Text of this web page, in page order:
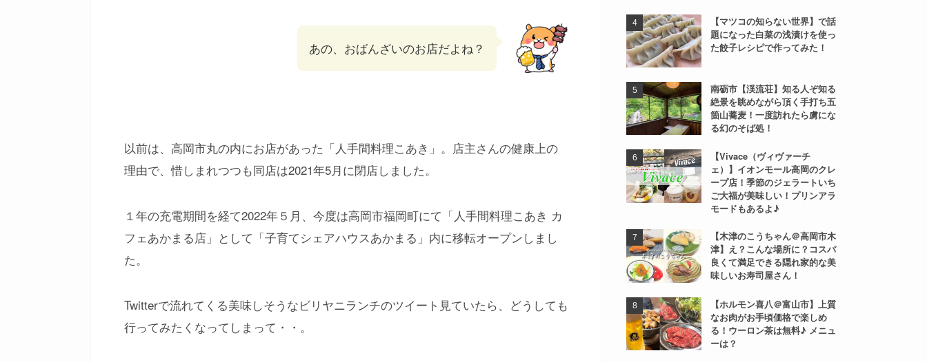
あの、おばんざいのお店だよね？
以前は、高岡市丸の内にお店があった「人手間料理こあき」。店主さんの健康上の
理由で、惜しまれつつも同店は2021年5月に閉店しました。
１年の充電期間を経て2022年５月、今度は高岡市福岡町にて「人手間料理こあき カ
フェあかまる店」として「子育てシェアハウスあかまる」内に移転オープンしまし
た。
Twitterで流れてくる美味しそうなビリヤニランチのツイート見ていたら、どうしても
行ってみたくなってしまって・・。
【マツコの知らない世界】で話
題になった白菜の浅漬けを使っ
た餃子レシピで作ってみた！
南砺市【渓流荘】知る人ぞ知る
絶景を眺めながら頂く手打ち五
箇山蕎麦！一度訪れたら虜にな
る幻のそば処！
【Vivace（ヴィヴァーチ
ェ）】イオンモール高岡のクレ
ープ店！季節のジェラートいち
ご大福が美味しい！プリンアラ
モードもあるよ♪
【木津のこうちゃん＠高岡市木
津】え？こんな場所に？コスパ
良くて満足できる隠れ家的な美
味しいお寿司屋さん！
【ホルモン喜八＠富山市】上質
なお肉がお手頃価格で楽しめ
る！ウーロン茶は無料♪ メニュ
ーは？